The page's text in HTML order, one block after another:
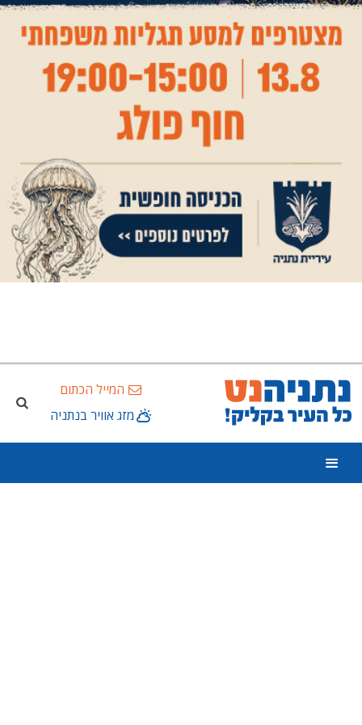
המייל הכתום
מזג אוויר בנתניה